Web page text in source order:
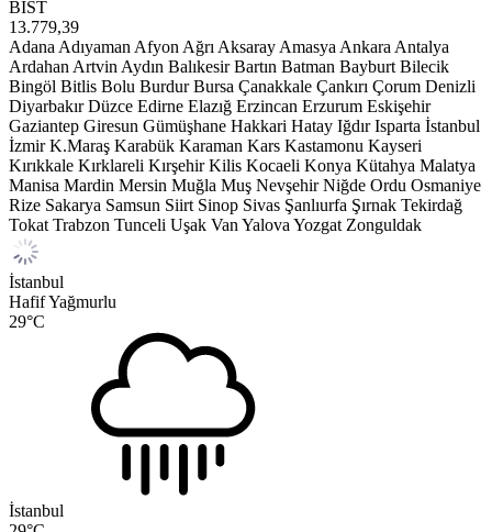
BIST
13.779,39
Adana Adıyaman Afyon Ağrı Aksaray Amasya Ankara Antalya
Ardahan Artvin Aydın Balıkesir Bartın Batman Bayburt Bilecik
Bingöl Bitlis Bolu Burdur Bursa Çanakkale Çankırı Çorum Denizli
Diyarbakır Düzce Edirne Elazığ Erzincan Erzurum Eskişehir
Gaziantep Giresun Gümüşhane Hakkari Hatay Iğdır Isparta İstanbul
İzmir K.Maraş Karabük Karaman Kars Kastamonu Kayseri
Kırıkkale Kırklareli Kırşehir Kilis Kocaeli Konya Kütahya Malatya
Manisa Mardin Mersin Muğla Muş Nevşehir Niğde Ordu Osmaniye
Rize Sakarya Samsun Siirt Sinop Sivas Şanlıurfa Şırnak Tekirdağ
Tokat Trabzon Tunceli Uşak Van Yalova Yozgat Zonguldak
İstanbul
Hafif Yağmurlu
29°C
İstanbul